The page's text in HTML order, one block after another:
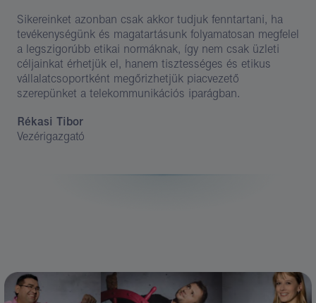
Sikereinket azonban csak akkor tudjuk fenntartani, ha
tevékenységünk és magatartásunk folyamatosan megfelel
a legszigorúbb etikai normáknak, így nem csak üzleti
céljainkat érhetjük el, hanem tisztességes és etikus
vállalatcsoportként megőrizhetjük piacvezető
szerepünket a telekommunikációs iparágban.
Rékasi Tibor
Vezérigazgató